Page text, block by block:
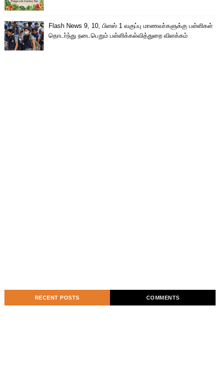
Flash News 9, 10, பிளஸ் 1 வகுப்பு மாணவா்களுக்கு பள்ளிகள்
தொடா்ந்து நடைபெறும் பள்ளிக்கல்வித்துறை விளக்கம்
RECENT POSTS COMMENTS